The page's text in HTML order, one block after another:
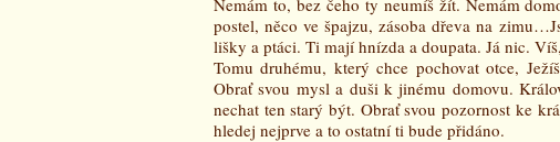
Nemám to, bez čeho ty neumíš žít. Nemám
postel, něco ve špajzu, zásoba dřeva na
lišky a ptáci. Ti mají hnízda a doupata. Já nic.
Tomu druhému, který chce pochovat otce,
Obrať svou mysl a duši k jinému domovu.
nechat ten starý být. Obrať svou pozornost ke
hledej nejprve a to ostatní ti bude přidáno.